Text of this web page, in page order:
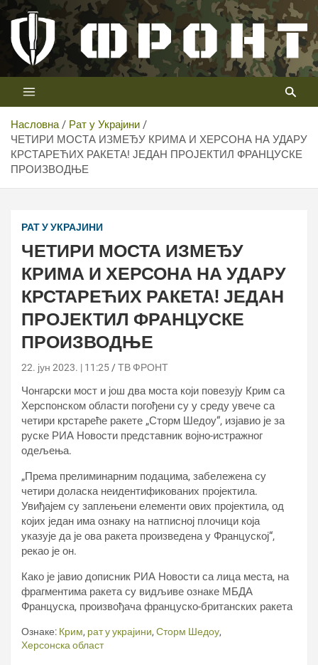
Скип
цонтент
Телевизија ФРОНТ
Први војни канал у Србији
Насловна
Рат у Украјини
ЧЕТИРИ МОСТА ИЗМЕЂУ КРИМА И ХЕРСОНА НА УДАРУ
КРСТАРЕЋИХ РАКЕТА! ЈЕДАН ПРОЈЕКТИЛ ФРАНЦУСКЕ
ПРОИЗВОДЊЕ
РАТ У УКРАЈИНИ
ЧЕТИРИ МОСТА ИЗМЕЂУ
КРИМА И ХЕРСОНА НА УДАРУ
КРСТАРЕЋИХ РАКЕТА! ЈЕДАН
ПРОЈЕКТИЛ ФРАНЦУСКЕ
ПРОИЗВОДЊЕ
22. јун 2023. | 11:25 ТВ ФРОНТ
Чонгарски мост и још два моста који повезују Крим са
Херспонском области погођени су у среду увече са
четири крстареће ракете „Сторм Шедоу“, изјавио је за
руске РИА Новости представник војно-истражног
одељења.
„Према прелиминарним подацима, забележена су
четири доласка неидентификованих пројектила.
Увиђајем су заплењени елементи ових пројектила, од
којих један има ознаку на натписној плочици која
указује да је ова ракета произведена у Француској“,
рекао је он.
Како је јавио дописник РИА Новости са лица места, на
фрагментима ракета су видљиве ознаке МБДА
Француска, произвођача француско-британских ракета
Ознаке: Крим, рат у украјини, Сторм Шедоу,
Херсонска област